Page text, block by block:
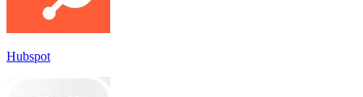
Hubspot